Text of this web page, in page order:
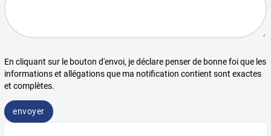
En cliquant sur le bouton d'envoi, je déclare penser de bonne foi que les
informations et allégations que ma notification contient sont exactes
et complètes.
envoyer